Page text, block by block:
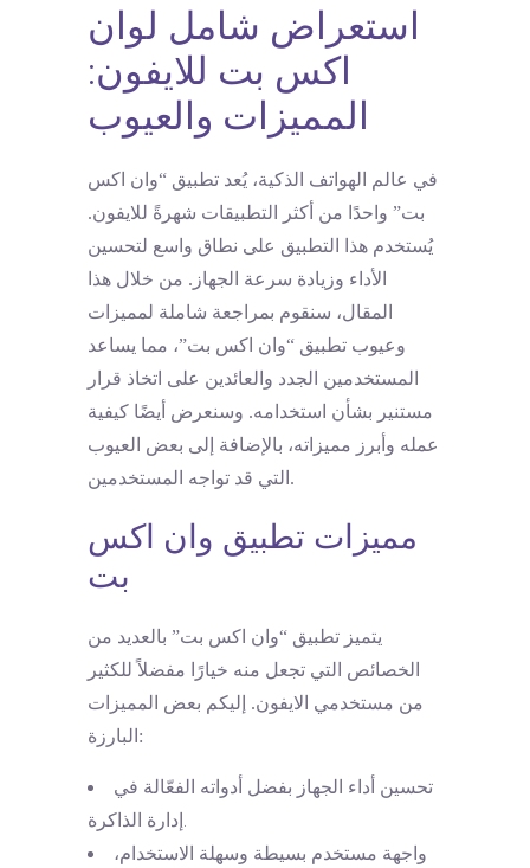
استعراض شامل لوان
اكس بت للايفون:
المميزات والعيوب
في عالم الهواتف الذكية، يُعد تطبيق “وان اكس
بت” واحدًا من أكثر التطبيقات شهرةً للايفون.
يُستخدم هذا التطبيق على نطاق واسع لتحسين
الأداء وزيادة سرعة الجهاز. من خلال هذا
المقال، سنقوم بمراجعة شاملة لمميزات
وعيوب تطبيق “وان اكس بت”، مما يساعد
المستخدمين الجدد والعائدين على اتخاذ قرار
مستنير بشأن استخدامه. وسنعرض أيضًا كيفية
عمله وأبرز مميزاته، بالإضافة إلى بعض العيوب
التي قد تواجه المستخدمين.
مميزات تطبيق وان اكس
بت
يتميز تطبيق “وان اكس بت” بالعديد من
الخصائص التي تجعل منه خيارًا مفضلاً للكثير
من مستخدمي الايفون. إليكم بعض المميزات
البارزة:
تحسين أداء الجهاز بفضل أدواته الفعّالة في
إدارة الذاكرة.
واجهة مستخدم بسيطة وسهلة الاستخدام،